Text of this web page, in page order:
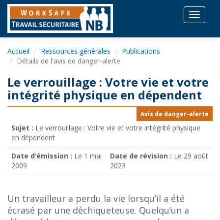
Toggle
Accueil Ressources générales
Publications
Détails de l'avis de danger-alerte
Le verrouillage : Votre vie et votre
intégrité physique en dépendent
Avis de danger-alerte
Sujet : Le verrouillage : Votre vie et votre intégrité physique
en dépendent
Date d’émission : Le 1 mai
2009
Date de révision : Le 29 août
2023
Un travailleur a perdu la vie lorsqu’il a été
écrasé par une déchiqueteuse. Quelqu’un a